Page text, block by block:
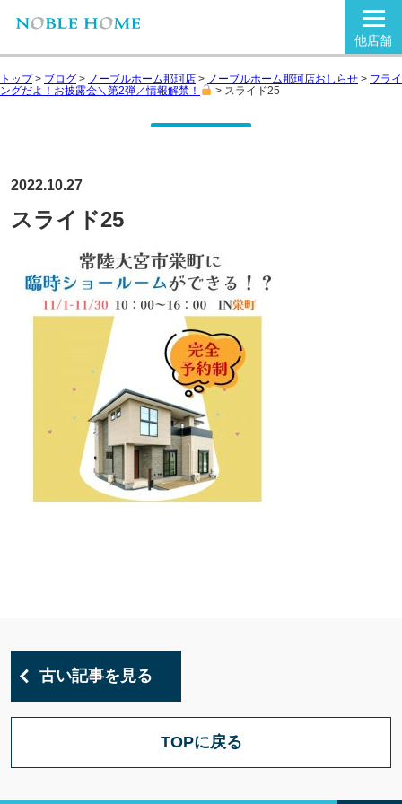
他店舗
トップ> ブログ > ノーブルホーム那珂店 > ノーブルホーム那珂店おしらせ > フライ
ングだよ！お披露会＼第2弾／情報解禁！
> スライド25
2022.10.27
スライド25
古い記事を見る
TOPに戻る